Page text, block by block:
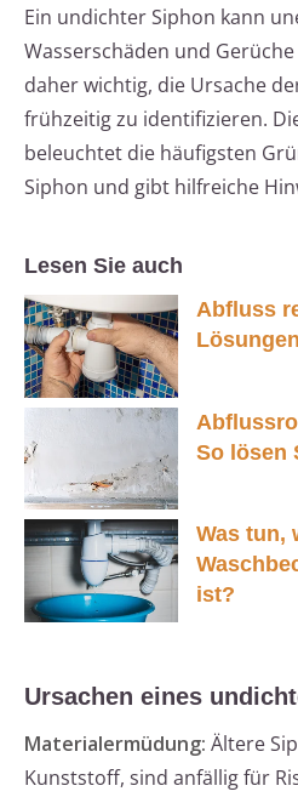
Ein undichter Siphon kann
Wasserschäden und
daher wichtig, die Ursache
frühzeitig zu identifizieren.
beleuchtet die häufigsten
Siphon und gibt hilfreiche
Lesen Sie auch
Abfluss
So lösen
Was tun,
ist?
Ursachen eines
Materialermüdung: Ältere
Kunststoff, sind anfällig für